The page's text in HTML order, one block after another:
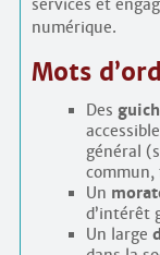
services et
numérique.
Mots
Des
général
commun,
Un
d’intérêt
Un large